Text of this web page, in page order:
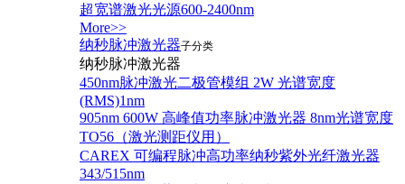
超宽谱激光光源600-2400nm
More>>
纳秒脉冲激光器子分类
纳秒脉冲激光器
450nm脉冲激光二极管模组 2W 光谱宽度
(RMS)1nm
905nm 600W 高峰值功率脉冲激光器 8nm光谱宽度
TO56（激光测距仪用）
CAREX 可编程脉冲高功率纳秒紫外光纤激光器
343/515nm